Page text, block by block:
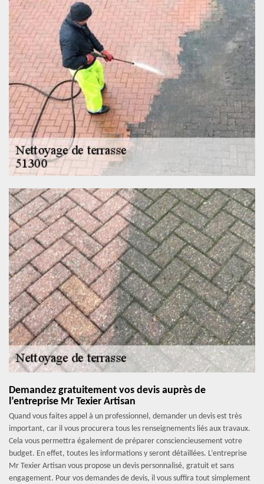
Demandez gratuitement vos devis auprès de
l’entreprise Mr Texier Artisan
Quand vous faites appel à un professionnel, demander un devis est très
important, car il vous procurera tous les renseignements liés aux travaux.
Cela vous permettra également de préparer consciencieusement votre
budget. En effet, toutes les informations y seront détaillées. L’entreprise
Mr Texier Artisan vous propose un devis personnalisé, gratuit et sans
engagement. Pour vos demandes de devis, il vous suffira tout simplement